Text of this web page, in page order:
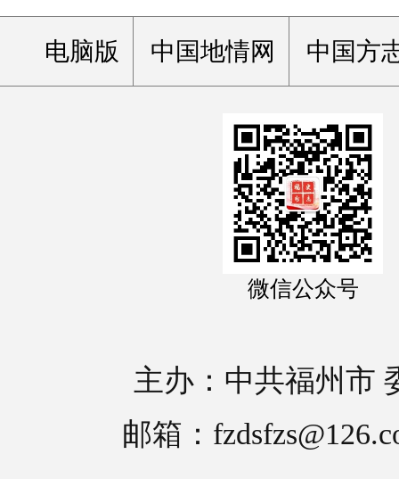
电脑版 中国地情网 中国方
微信公众号
主办：中共福州市
邮箱：